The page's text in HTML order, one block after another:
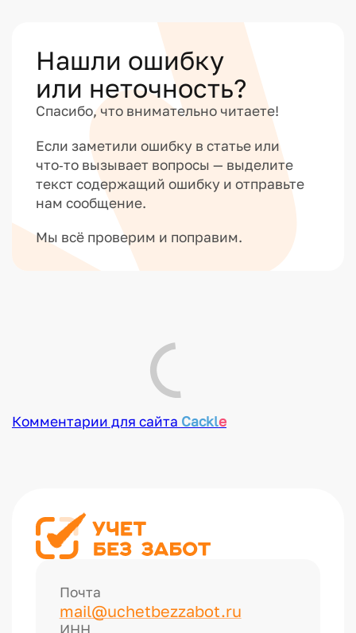
Нашли ошибку
или неточность?
Спасибо, что внимательно читаете!
Если заметили ошибку в статье или
что‑то вызывает вопросы — выделите
текст содержащий ошибку и отправьте
нам сообщение.
Мы всё проверим и поправим.